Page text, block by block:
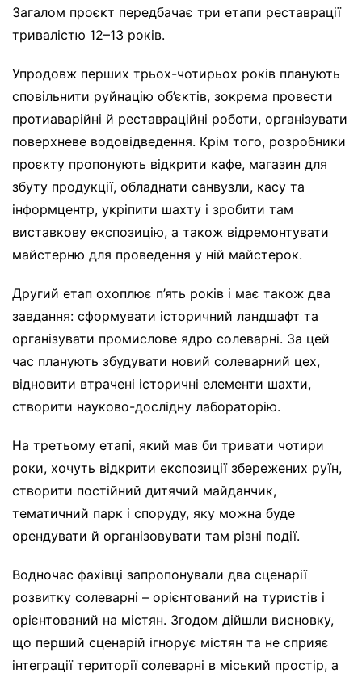
Загалом проєкт передбачає три етапи реставрації
тривалістю 12–13 років.
Упродовж перших трьох-чотирьох років планують
сповільнити руйнацію об’єктів, зокрема провести
протиаварійні й реставраційні роботи, організувати
поверхневе водовідведення. Крім того, розробники
проєкту пропонують відкрити кафе, магазин для
збуту продукції, обладнати санвузли, касу та
інформцентр, укріпити шахту і зробити там
виставкову експозицію, а також відремонтувати
майстерню для проведення у ній майстерок.
Другий етап охоплює п’ять років і має також два
завдання: сформувати історичний ландшафт та
організувати промислове ядро солеварні. За цей
час планують збудувати новий солеварний цех,
відновити втрачені історичні елементи шахти,
створити науково-дослідну лабораторію.
На третьому етапі, який мав би тривати чотири
роки, хочуть відкрити експозиції збережених руїн,
створити постійний дитячий майданчик,
тематичний парк і споруду, яку можна буде
орендувати й організовувати там різні події.
Водночас фахівці запропонували два сценарії
розвитку солеварні – орієнтований на туристів і
орієнтований на містян. Згодом дійшли висновку,
що перший сценарій ігнорує містян та не сприяє
інтеграції території солеварні в міський простір, а